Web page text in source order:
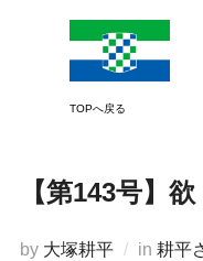
【第143号】欲
by 大塚耕平 in 耕平